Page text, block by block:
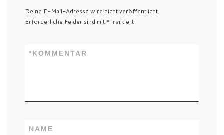
Deine E-Mail-Adresse wird nicht veröffentlicht.
Erforderliche Felder sind mit * markiert
KOMMENTAR
*
NAME